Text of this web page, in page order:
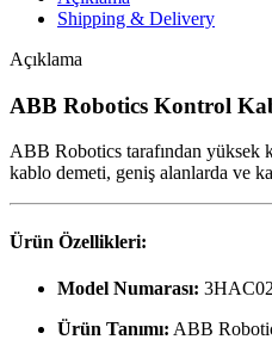
Shipping & Delivery
Açıklama
ABB Robotics Kontrol
ABB Robotics tarafından yüksek
kablo demeti, geniş alanlarda ve
Ürün Özellikleri:
Model Numarası:
Ürün Tanımı: ABB